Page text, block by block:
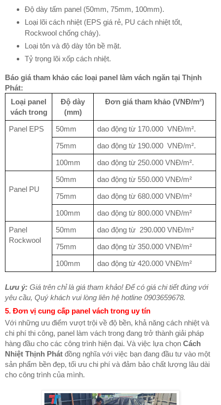
Độ dày tấm panel (50mm, 75mm, 100mm).
Loại lõi cách nhiệt (EPS giá rẻ, PU cách nhiệt tốt,
Rockwool chống cháy).
Loại tôn và độ dày tôn bề mặt.
Tỷ trọng lõi xốp cách nhiệt.
Báo giá tham khảo các loại panel làm vách ngăn tại Thịnh
Phát:
Loại panel
vách trong
Độ dày
(mm)
Đơn giá tham khảo (VNĐ/m²)
Panel EPS 50mm dao động từ 170.000 VNĐ/m².
75mm dao động từ 190.000 VNĐ/m².
100mm dao động từ 250.000 VNĐ/m².
Panel PU
50mm dao động từ 550.000 VNĐ/m²
75mm dao động từ 680.000 VNĐ/m²
100mm dao động từ 800.000 VNĐ/m²
Panel
Rockwool
50mm dao động từ 290.000 VNĐ/m²
75mm dao động từ 350.000 VNĐ/m²
100mm dao động từ 420.000 VNĐ/m²
Lưu ý: Giá trên chỉ là giá tham khảo! Để có giá chi tiết đúng với
yêu cầu, Quý khách vui lòng liên hệ hotline 0903659678.
5. Đơn vị cung cấp panel vách trong uy tín
Với những ưu điểm vượt trội về độ bền, khả năng cách nhiệt và
chi phí thi công, panel làm vách trong đang trở thành giải pháp
hàng đầu cho các công trình hiện đại. Và việc lựa chọn Cách
Nhiệt Thịnh Phát đồng nghĩa với việc bạn đang đầu tư vào một
sản phẩm bền đẹp, tối ưu chi phí và đảm bảo chất lượng lâu dài
cho công trình của mình.